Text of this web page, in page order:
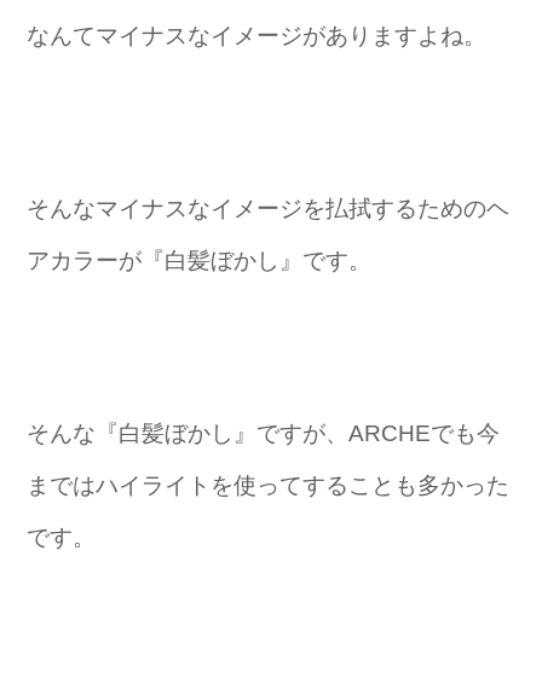
なんてマイナスなイメージがありますよね。
そんなマイナスなイメージを払拭するためのヘ
アカラーが『白髪ぼかし』です。
そんな『白髪ぼかし』ですが、ARCHEでも今
まではハイライトを使ってすることも多かった
です。